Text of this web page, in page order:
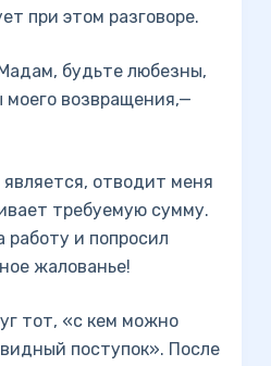
при этом разговоре.
будьте любезны,
возвращения,—
отводит меня
требуемую сумму.
работу и попросил
жалованье!
тот, «с кем можно
поступок». После